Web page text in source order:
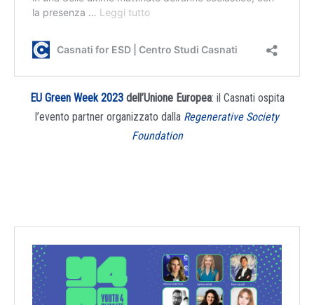
EU Green Week 2023dell’Unione Europea: il Casnati ospita
l’evento partner organizzato dalla Regenerative Society
Foundation